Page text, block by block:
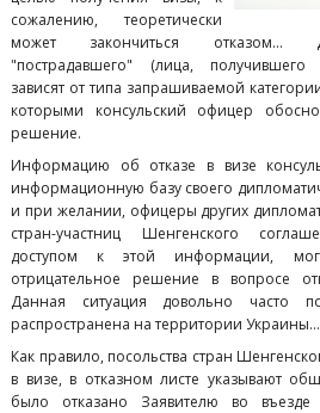
сожалению, теоретически
может закончиться отказом...
"пострадавшего" (лица, получившего
зависят от типа запрашиваемой
которыми консульский офицер
решение.
Информацию об отказе в визе
информационную базу своего
и при желании, офицеры других
стран-участниц Шенгенского
доступом к этой информации,
отрицательное решение в вопросе
Данная ситуация довольно часто
распространена на территории Украины...
Как правило, посольства стран
в визе, в отказном листе указывают
было отказано Заявителю во